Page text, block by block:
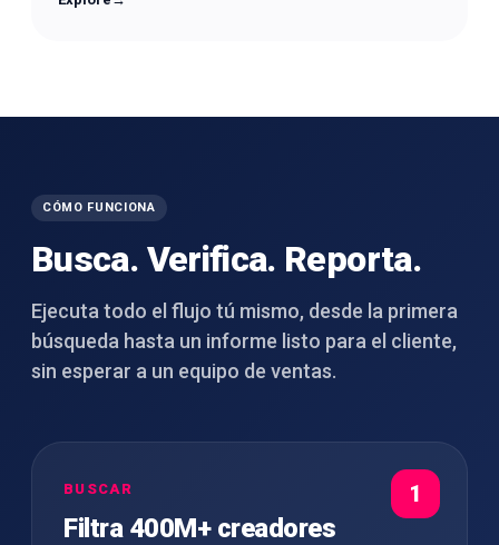
CÓMO FUNCIONA
Busca. Verifica. Reporta.
Ejecuta todo el flujo tú mismo, desde la primera
búsqueda hasta un informe listo para el cliente,
sin esperar a un equipo de ventas.
1
BUSCAR
Filtra 400M+ creadores